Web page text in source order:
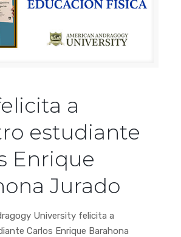
a
estudiante
Enrique
Jurado
University felicita a
Carlos Enrique Barahona